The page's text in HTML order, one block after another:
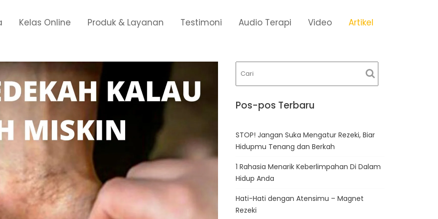
Kelas Online Produk & Layanan Testimoni Audio Terapi Video Artikel
Pos-pos Terbaru
STOP! Jangan Suka Mengatur Rezeki, Biar
Hidupmu Tenang dan Berkah
1 Rahasia Menarik Keberlimpahan Di Dalam
Hidup Anda
Hati-Hati dengan Atensimu – Magnet
Rezeki